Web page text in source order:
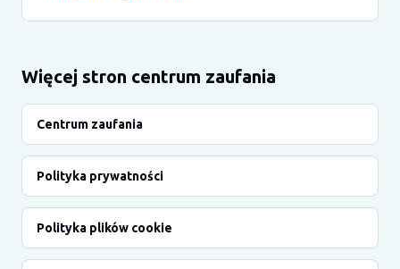
Więcej stron centrum zaufania
Centrum zaufania
Polityka prywatności
Polityka plików cookie